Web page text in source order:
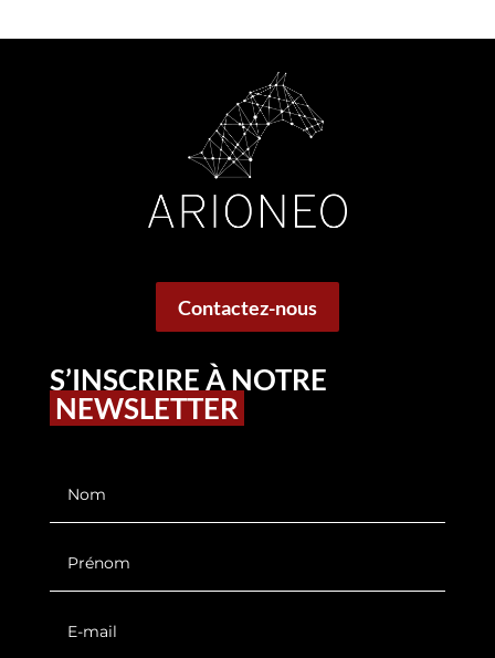
Contactez-nous
S’INSCRIRE À NOTRE
NEWSLETTER